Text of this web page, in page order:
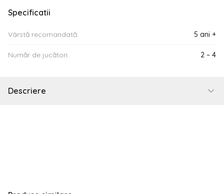
Specificatii
Vârstă recomandată: 5 ani +
Număr de jucători: 2 – 4
Descriere